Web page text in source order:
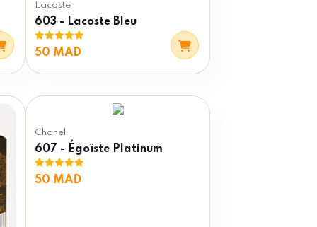
Lacoste
603 - Lacoste Bleu
50 MAD
Chanel
607 - Égoïste Platinum
50 MAD